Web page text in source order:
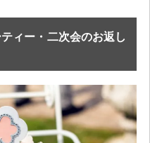
ィー・二次会のお返し